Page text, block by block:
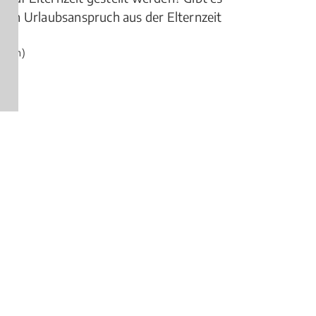
Urlaubsanspruch aus der Elternzeit